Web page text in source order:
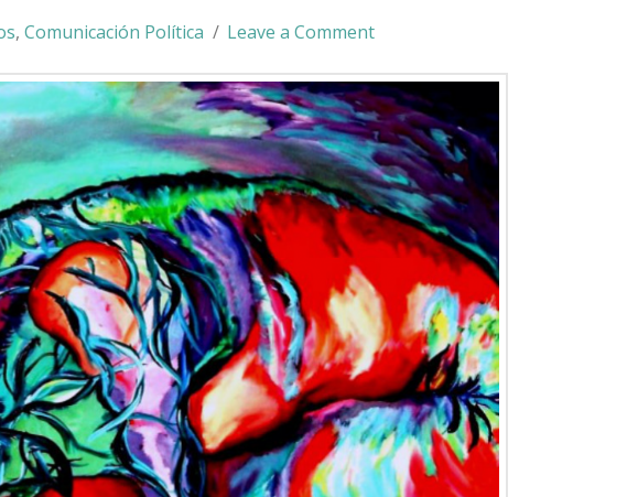
,Comunicación Política Leave a Comment